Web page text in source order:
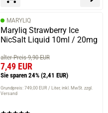
MARYLIQ
Maryliq Strawberry Ice
NicSalt Liquid 10ml / 20mg
alter Preis 9,90 EUR
7,49 EUR
Sie sparen 24% (2,41 EUR)
Grundpreis: 749,00 EUR / Liter inkl. MwSt. zzgl.
Versand